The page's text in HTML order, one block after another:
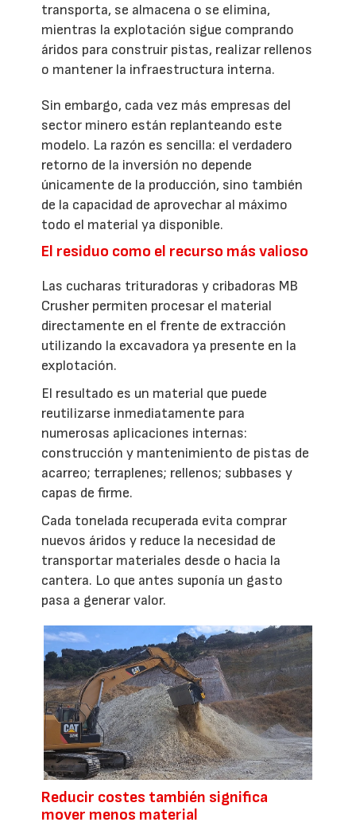
transporta, se almacena o se elimina,
mientras la explotación sigue comprando
áridos para construir pistas, realizar rellenos
o mantener la infraestructura interna.
Sin embargo, cada vez más empresas del
sector minero están replanteando este
modelo. La razón es sencilla: el verdadero
retorno de la inversión no depende
únicamente de la producción, sino también
de la capacidad de aprovechar al máximo
todo el material ya disponible.
El residuo como el recurso más valioso
Las cucharas trituradoras y cribadoras MB
Crusher permiten procesar el material
directamente en el frente de extracción
utilizando la excavadora ya presente en la
explotación.
El resultado es un material que puede
reutilizarse inmediatamente para
numerosas aplicaciones internas:
construcción y mantenimiento de pistas de
acarreo; terraplenes; rellenos; subbases y
capas de firme.
Cada tonelada recuperada evita comprar
nuevos áridos y reduce la necesidad de
transportar materiales desde o hacia la
cantera. Lo que antes suponía un gasto
pasa a generar valor.
Reducir costes también significa
mover menos material